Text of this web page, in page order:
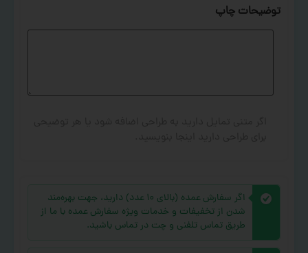
توضیحات چاپ
اگر سفارش عمده (بالای ۱۰ عدد) دارید، جهت بهره‌مند
شدن از تخفیفات و خدمات ویژه سفارش عمده با ما از
طریق تماس تلفنی و چت در تماس باشید.